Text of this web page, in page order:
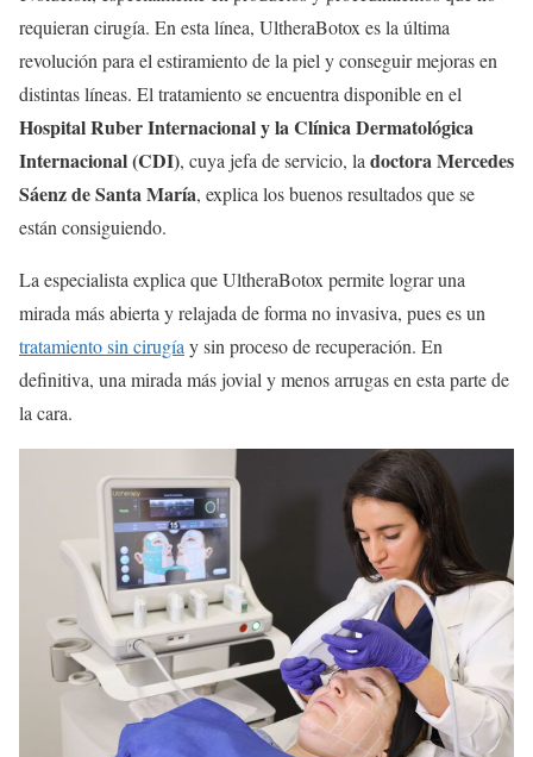
requieran cirugía. En esta línea, UltheraBotox es la última
revolución para el estiramiento de la piel y conseguir mejoras en
distintas líneas. El tratamiento se encuentra disponible en el
Hospital Ruber Internacional y la Clínica Dermatológica
Internacional (CDI), cuya jefa de servicio, la doctora Mercedes
Sáenz de Santa María, explica los buenos resultados que se
están consiguiendo.
La especialista explica que UltheraBotox permite lograr una
mirada más abierta y relajada de forma no invasiva, pues es un
tratamiento sin cirugía y sin proceso de recuperación. En
definitiva, una mirada más jovial y menos arrugas en esta parte de
la cara.